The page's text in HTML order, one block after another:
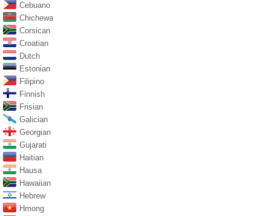
Cebuano
Chichewa
Corsican
Croatian
Dutch
Estonian
Filipino
Finnish
Frisian
Galician
Georgian
Gujarati
Haitian
Hausa
Hawaiian
Hebrew
Hmong